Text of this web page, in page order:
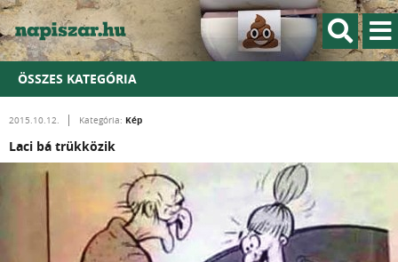
ÖSSZES KATEGÓRIA
2015.10.12. Kategória: Kép
Laci bá trükközik